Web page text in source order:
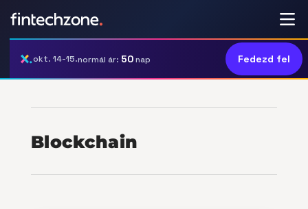
okt. 14-15.normál ár: 50nap Fedezd fel
Blockchain